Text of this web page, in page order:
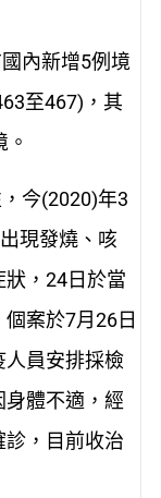
內新增5例境
至467)，其
今(2020)年3
現發燒、咳
，24日於當
案於7月26日
人員安排採檢
體不適，經
，目前收治